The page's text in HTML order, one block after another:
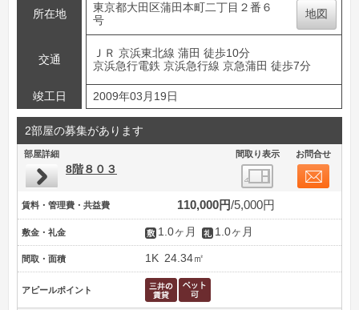
所在地
東京都大田区蒲田本町二丁目２番６
号
地図
交通
ＪＲ 京浜東北線 蒲田 徒歩10分
京浜急行電鉄 京浜急行線 京急蒲田 徒歩7分
竣工日 2009年03月19日
2部屋の募集があります
部屋詳細 間取り表示 お問合せ
8階８０３
賃料・管理費・共益費 110,000円 5,000円
敷金・礼金 1.0ヶ月 1.0ヶ月
間取・面積 1K 24.34㎡
アピールポイント